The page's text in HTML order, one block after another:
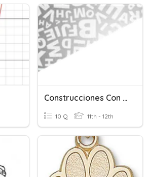
Construcciones Con Formas No Personales
10 Q 11th - 12th